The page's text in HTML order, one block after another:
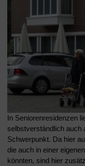
In Seniorenresidenzen
selbstverständlich auch
Schwerpunkt. Da hier
die auch in einer
könnten, sind hier